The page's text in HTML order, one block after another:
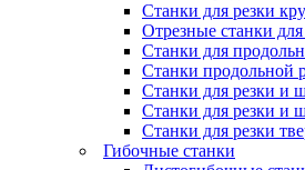
Станки для резки
Отрезные станки
Станки для
Станки продольной
Станки для резки и
Станки для резки и
Станки для резки
Гибочные станки